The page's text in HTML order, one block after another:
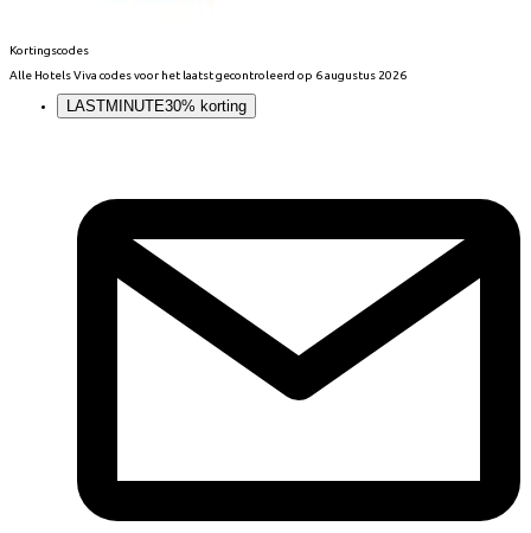
Kortingscodes
Alle Hotels Viva codes voor het laatst gecontroleerd op 6 augustus 2026
LASTMINUTE30% korting